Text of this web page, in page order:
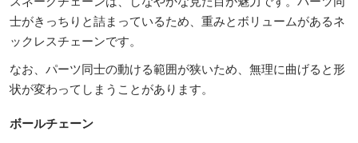
士がきっちりと詰まっているため、重みとボリュームがあるネ
ックレスチェーンです。
なお、パーツ同士の動ける範囲が狭いため、無理に曲げると形
状が変わってしまうことがあります。
ボールチェーン